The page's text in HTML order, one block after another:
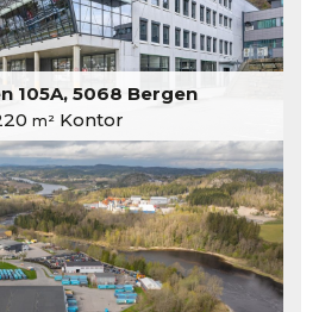
105A, 5068 Bergen
m² Kontor